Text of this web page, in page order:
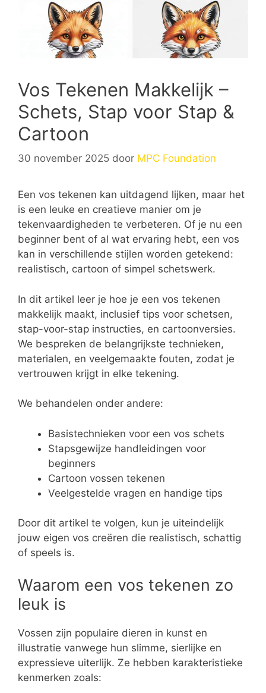
Vos Tekenen Makkelijk –
Schets, Stap voor Stap &
Cartoon
30 november 2025 door MPC Foundation
Een vos tekenen kan uitdagend lijken, maar het
is een leuke en creatieve manier om je
tekenvaardigheden te verbeteren. Of je nu een
beginner bent of al wat ervaring hebt, een vos
kan in verschillende stijlen worden getekend:
realistisch, cartoon of simpel schetswerk.
In dit artikel leer je hoe je een vos tekenen
makkelijk maakt, inclusief tips voor schetsen,
stap-voor-stap instructies, en cartoonversies.
We bespreken de belangrijkste technieken,
materialen, en veelgemaakte fouten, zodat je
vertrouwen krijgt in elke tekening.
We behandelen onder andere:
Basistechnieken voor een vos schets
Stapsgewijze handleidingen voor
beginners
Cartoon vossen tekenen
Veelgestelde vragen en handige tips
Door dit artikel te volgen, kun je uiteindelijk
jouw eigen vos creëren die realistisch, schattig
of speels is.
Waarom een vos tekenen zo
leuk is
Vossen zijn populaire dieren in kunst en
illustratie vanwege hun slimme, sierlijke en
expressieve uiterlijk. Ze hebben karakteristieke
kenmerken zoals: